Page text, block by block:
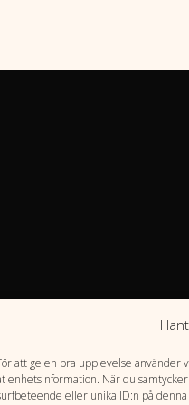
att ge en bra upplevelse använder
enhetsinformation. När du
eller unika ID:n på